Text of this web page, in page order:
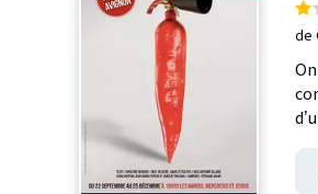
de